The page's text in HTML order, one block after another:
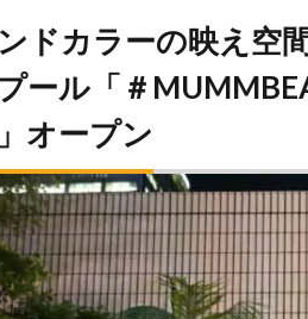
ドカラーの映え空
ール「＃
オープン